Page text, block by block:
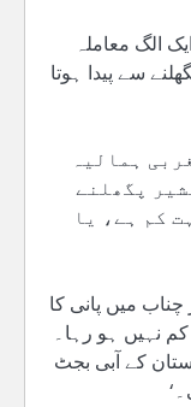
الگ معاملہ
سے پیدا ہوتا
ہمالیہ
پگھلنے
کم ہے، یا
میں پانی کا
کم نہیں ہو رہا۔
کے آبی بجٹ